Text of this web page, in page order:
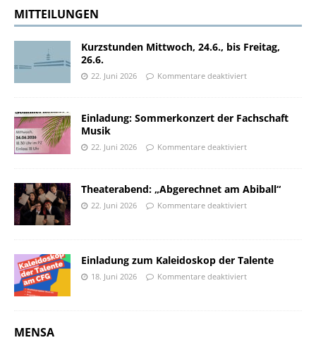
MITTEILUNGEN
Kurzstunden Mittwoch, 24.6., bis Freitag,
26.6.
22. Juni 2026 Kommentare deaktiviert
Einladung: Sommerkonzert der Fachschaft
Musik
22. Juni 2026 Kommentare deaktiviert
Theaterabend: „Abgerechnet am Abiball“
22. Juni 2026 Kommentare deaktiviert
Einladung zum Kaleidoskop der Talente
18. Juni 2026 Kommentare deaktiviert
MENSA